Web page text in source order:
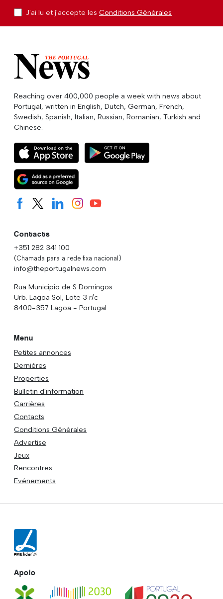
J'ai lu et j'accepte les Conditions Générales
Reaching over 400,000 people a week with news about
Portugal, written in English, Dutch, German, French,
Swedish, Spanish, Italian, Russian, Romanian, Turkish and
Chinese.
Contacts
+351 282 341 100
(Chamada para a rede fixa nacional)
info@theportugalnews.com
Rua Municipio de S Domingos
Urb. Lagoa Sol, Lote 3 r/c
8400-357 Lagoa - Portugal
Menu
Petites annonces
Dernières
Properties
Bulletin d'information
Carrières
Contacts
Conditions Générales
Advertise
Jeux
Rencontres
Evénements
Apoio